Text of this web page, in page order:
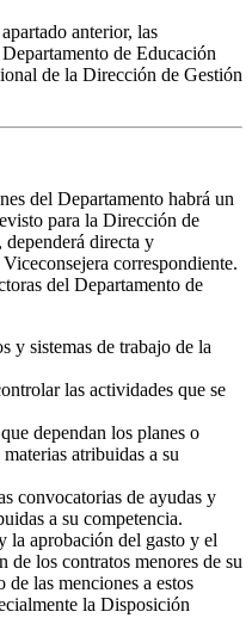
anterior, las
de Educación
de la Dirección de Gestión
del Departamento habrá un
para la Dirección de
directa y
correspondiente.
del Departamento de
y sistemas de trabajo de la
las actividades que se
dependan los planes o
atribuidas a su
convocatorias de ayudas y
a su competencia.
la aprobación del gasto y el
de los contratos menores de su
las menciones a estos
la Disposición